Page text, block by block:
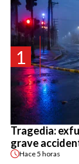
1
Tragedia:
grave
Hace5 horas